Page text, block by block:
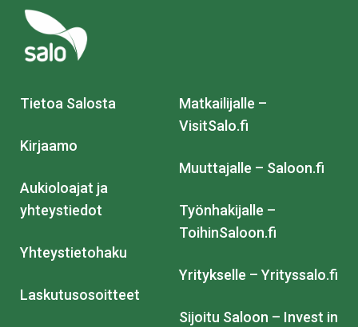
Tietoa Salosta
Kirjaamo
Aukioloajat ja
yhteystiedot
Yhteystietohaku
Laskutusosoitteet
Matkailijalle –
VisitSalo.fi
Muuttajalle – Saloon.fi
Työnhakijalle –
ToihinSaloon.fi
Yritykselle – Yrityssalo.fi
Sijoitu Saloon – Invest in